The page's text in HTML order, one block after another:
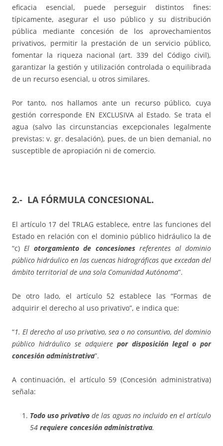
eficacia esencial, puede perseguir distintos fines:
típicamente, asegurar el uso público y su distribución
pública mediante concesión de los aprovechamientos
privativos, permitir la prestación de un servicio público,
fomentar la riqueza nacional (art. 339 del Código civil),
garantizar la gestión y utilización controlada o equilibrada
de un recurso esencial, u otros similares.
Por tanto, nos hallamos ante un recurso público, cuya
gestión corresponde EN EXCLUSIVA al Estado. Se trata el
agua (salvo las circunstancias excepcionales legalmente
previstas: v. gr. desalación), pues, de un bien demanial, no
susceptible de apropiación ni de comercio.
2.- LA FÓRMULA CONCESIONAL.
El artículo 17 del TRLAG establece, entre las funciones del
Estado en relación con el dominio público hidráulico la de
“c)El otorgamiento de concesiones referentes al dominio
público hidráulico en las cuencas hidrográficas que excedan del
ámbito territorial de una sola Comunidad Autónoma”.
De otro lado, el artículo 52 establece las “Formas de
adquirir el derecho al uso privativo”, e indica que:
“1. El derecho al uso privativo, sea o no consuntivo, del dominio
público hidráulico se adquiere por disposición legal o por
concesión administrativa”.
A continuación, el artículo 59 (Concesión administrativa)
señala:
Todo uso privativo de las aguas no incluido en el artículo
54 requiere concesión administrativa.